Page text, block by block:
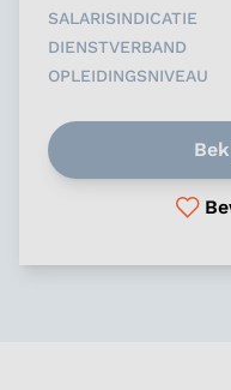
SALARISINDICATIE
DIENSTVERBAND
OPLEIDINGSNIVEAU